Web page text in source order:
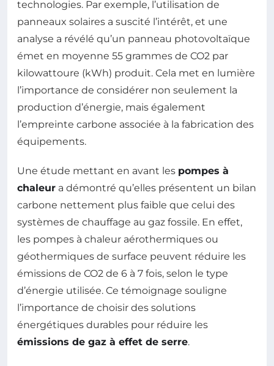
technologies. Par exemple, l’utilisation de
panneaux solaires a suscité l’intérêt, et une
analyse a révélé qu’un panneau photovoltaïque
émet en moyenne 55 grammes de CO2 par
kilowattoure (kWh) produit. Cela met en lumière
l’importance de considérer non seulement la
production d’énergie, mais également
l’empreinte carbone associée à la fabrication des
équipements.
Une étude mettant en avant les pompes à
chaleur a démontré qu’elles présentent un bilan
carbone nettement plus faible que celui des
systèmes de chauffage au gaz fossile. En effet,
les pompes à chaleur aérothermiques ou
géothermiques de surface peuvent réduire les
émissions de CO2 de 6 à 7 fois, selon le type
d’énergie utilisée. Ce témoignage souligne
l’importance de choisir des solutions
énergétiques durables pour réduire les
émissions de gaz à effet de serre.